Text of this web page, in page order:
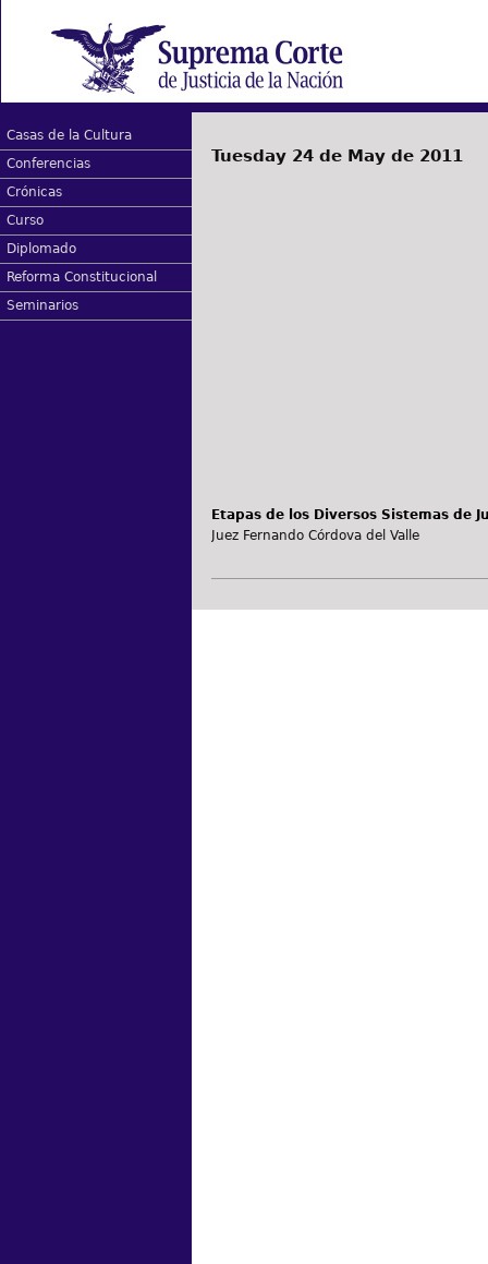
Casas de la Cultura
Conferencias
Crónicas
Curso
Diplomado
Reforma Constitucional
Seminarios
Tuesday 24 de May de 2011
Etapas de los Diversos Sistemas de
Juez Fernando Córdova del Valle